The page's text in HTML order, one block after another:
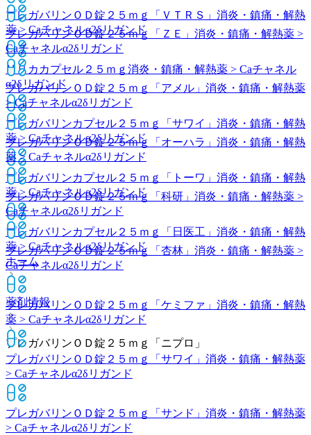
プレガバリンＯＤ錠２５ｍｇ「ＶＴＲＳ」 消炎・鎮痛・解熱
薬 > Caチャネルα2δリガンド
リリカカプセル２５ｍｇ 消炎・鎮痛・解熱薬 > Caチャネル
α2δリガンド
プレガバリンカプセル２５ｍｇ「サワイ」 消炎・鎮痛・解熱
薬 > Caチャネルα2δリガンド
プレガバリンカプセル２５ｍｇ「トーワ」 消炎・鎮痛・解熱
薬 > Caチャネルα2δリガンド
プレガバリンカプセル２５ｍｇ「日医工」 消炎・鎮痛・解熱
薬 > Caチャネルα2δリガンド
ホーム
薬剤情報
プレガバリンＯＤ錠２５ｍｇ「ニプロ」
プレガバリンＯＤ錠２５ｍｇ「ＺＥ」 消炎・鎮痛・解熱薬 >
Caチャネルα2δリガンド
プレガバリンＯＤ錠２５ｍｇ「アメル」 消炎・鎮痛・解熱薬
> Caチャネルα2δリガンド
プレガバリンＯＤ錠２５ｍｇ「オーハラ」 消炎・鎮痛・解熱
薬 > Caチャネルα2δリガンド
プレガバリンＯＤ錠２５ｍｇ「科研」 消炎・鎮痛・解熱薬 >
Caチャネルα2δリガンド
プレガバリンＯＤ錠２５ｍｇ「杏林」 消炎・鎮痛・解熱薬 >
Caチャネルα2δリガンド
プレガバリンＯＤ錠２５ｍｇ「ケミファ」 消炎・鎮痛・解熱
薬 > Caチャネルα2δリガンド
プレガバリンＯＤ錠２５ｍｇ「サワイ」 消炎・鎮痛・解熱薬
> Caチャネルα2δリガンド
プレガバリンＯＤ錠２５ｍｇ「サンド」 消炎・鎮痛・解熱薬
> Caチャネルα2δリガンド